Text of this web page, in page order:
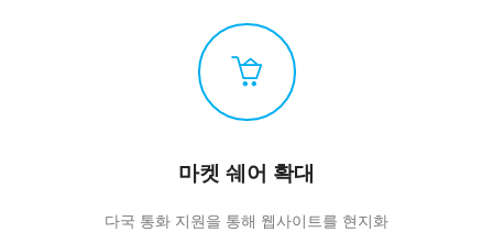
마켓 쉐어 확대
다국 통화 지원을 통해 웹사이트를 현지화